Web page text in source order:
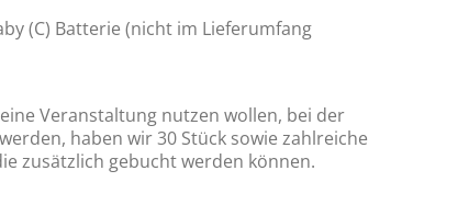
(C) Batterie (nicht im Lieferumfang
Veranstaltung nutzen wollen, bei der
haben wir 30 Stück sowie zahlreiche
zusätzlich gebucht werden können.